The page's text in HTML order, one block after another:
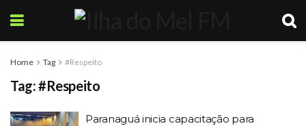
Home Tag #Respeito
Tag:#Respeito
Paranaguá inicia capacitação para